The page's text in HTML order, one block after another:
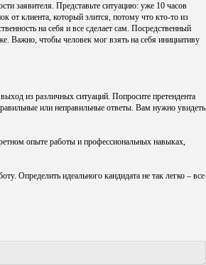
заявителя. Представьте ситуацию: уже 10 часов
от клиента, который злится, потому что кто-то из
на себя и все сделает сам. Посредственный
Важно, чтобы человек мог взять на себя инициативу
из различных ситуаций. Попросите претендента
или неправильные ответы. Вам нужно увидеть
опыте работы и профессиональных навыках,
Определить идеального кандидата не так легко – все